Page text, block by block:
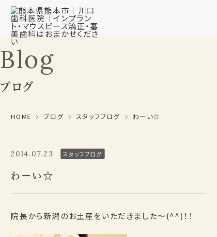
Blog
ブログ
HOME ブログ スタッフブログ わーい☆
2014.07.23 スタッフブログ
わーい☆
院長から新潟のお土産をいただきました～(^^)！！